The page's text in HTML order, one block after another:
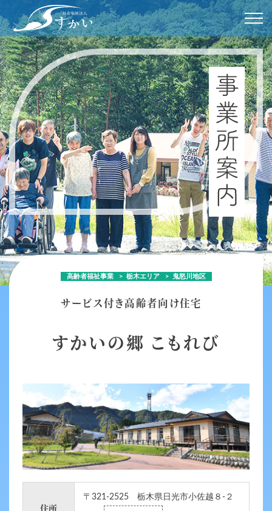
高齢者福祉事業 栃木エリア 鬼怒川地区
サービス付き高齢者向け住宅
すかいの郷 こもれび
住所
〒321-2525 栃木県日光市小佐越８-２